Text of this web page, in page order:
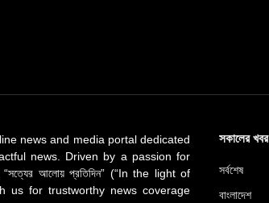
news and media portal dedicated
news. Driven by a passion for
আলোয় প্রতিদিন” (“In the light of
us for trustworthy news coverage
সকালের খবর
সর্বশেষ
বাংলাদেশ